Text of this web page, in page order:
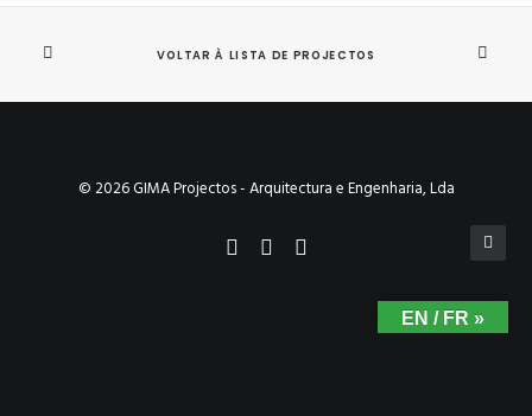
VOLTAR À LISTA DE PROJECTOS
© 2026 GIMA Projectos - Arquitectura e Engenharia, Lda
EN / FR »